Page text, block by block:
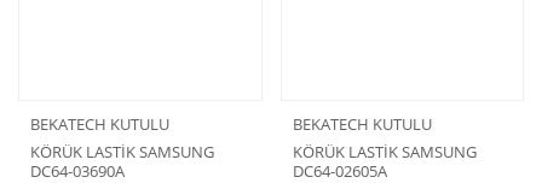
BEKATECH KUTULU
KÖRÜK LASTİK SAMSUNG
DC64-03690A
BEKATECH KUTULU
KÖRÜK LASTİK SAMSUNG
DC64-02605A